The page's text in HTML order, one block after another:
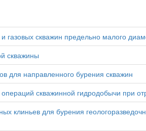
газовых скважин предельно малого
скважины
для направленного бурения скважин
скважинной гидродобычи при
клиньев для бурения